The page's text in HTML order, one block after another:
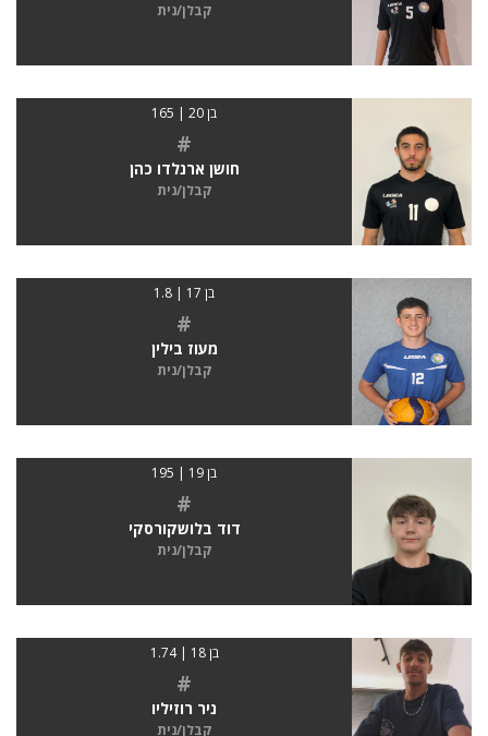
קבלן/נית
בן 20 | 165
#
חושן ארנלדו כהן
קבלן/נית
בן 17 | 1.8
#
מעוז בילין
קבלן/נית
בן 19 | 195
#
דוד בלושקורסקי
קבלן/נית
בן 18 | 1.74
#
ניר רוזיליו
קבלן/נית